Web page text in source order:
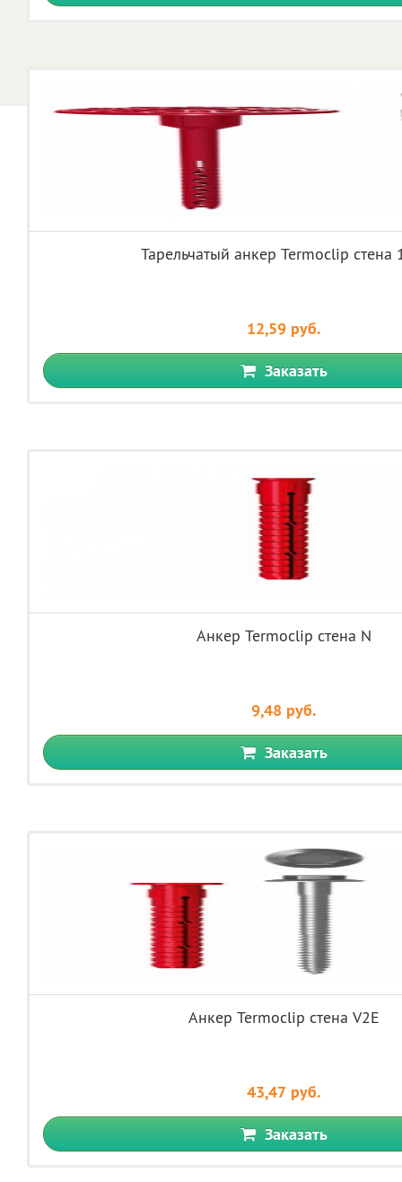
Тарельчатый анкер Termoclip стена
12,59 руб.
Заказать
Анкер Termoclip стена N
9,48 руб.
Заказать
Анкер Termoclip стена V2E
43,47 руб.
Заказать